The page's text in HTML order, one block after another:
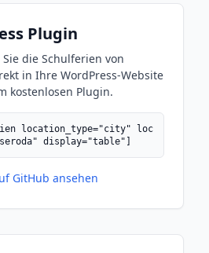
Plugin
die Schulferien von
in Ihre WordPress-Website
kostenlosen Plugin.
location_type="city" loc
display="table"]
GitHub ansehen